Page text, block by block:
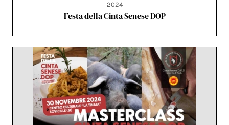
2024
Festa della Cinta Senese DOP